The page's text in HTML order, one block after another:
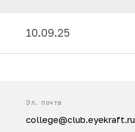
10.09.25
Эл. почта
college@club.eyekraft.ru